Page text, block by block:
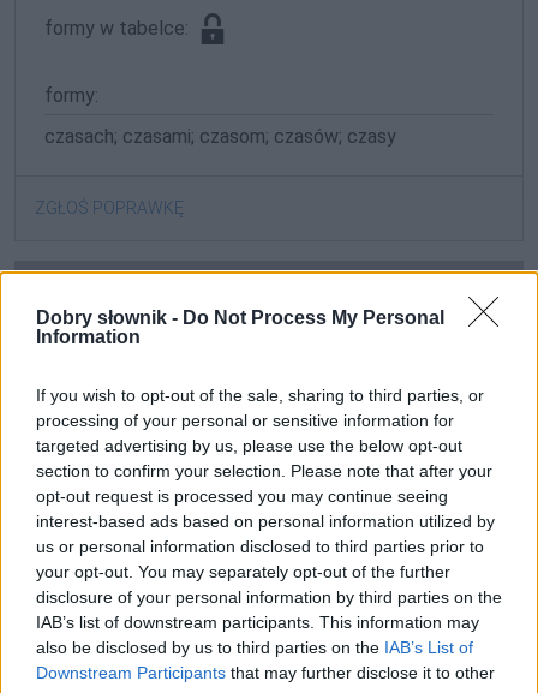
Dobry słownik - Do Not Process My Personal
Information
If you wish to opt-out of the sale, sharing to third parties, or
processing of your personal or sensitive information for
targeted advertising by us, please use the below opt-out
section to confirm your selection. Please note that after your
opt-out request is processed you may continue seeing
interest-based ads based on personal information utilized by
us or personal information disclosed to third parties prior to
your opt-out. You may separately opt-out of the further
disclosure of your personal information by third parties on the
IAB’s list of downstream participants. This information may
also be disclosed by us to third parties on the IAB’s List of
Downstream Participants that may further disclose it to other
formy w tabelce:
formy:
czasach; czasami; czasom; czasów; czasy
ZGŁOŚ POPRAWKĘ
Pozostały wątpliwości? Brakuje czegoś w haśle?
Zobacz, co zyskują abonenci Dobrego słownika.
SPRAWDŹ